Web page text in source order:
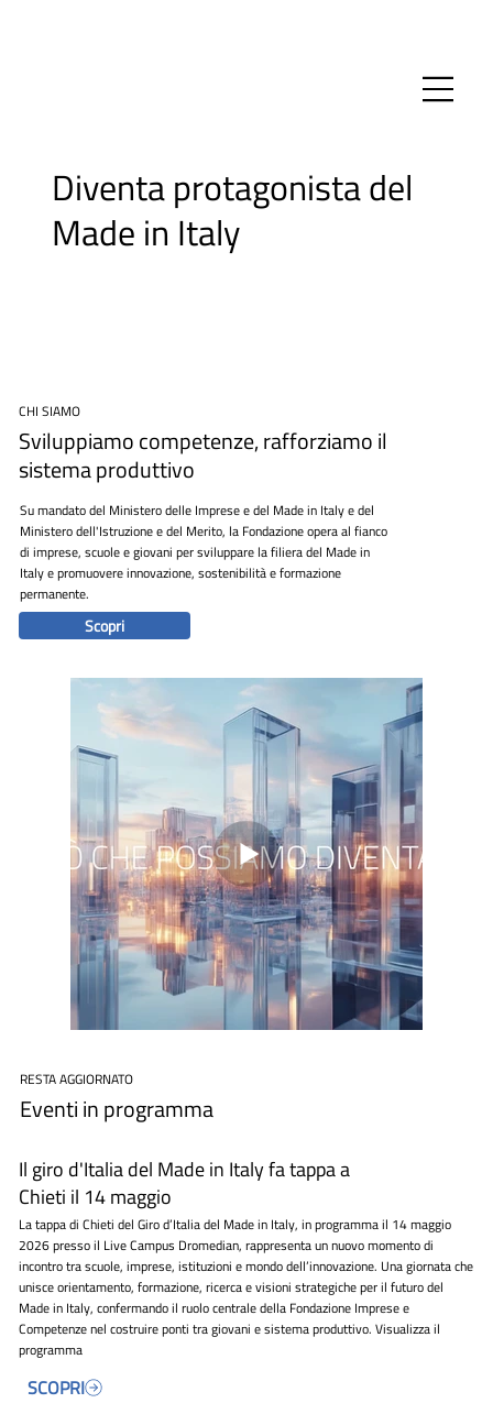
Diventa protagonista del
Made in Italy
CHI SIAMO
Sviluppiamo competenze, rafforziamo il
sistema produttivo
Su mandato del Ministero delle Imprese e del Made in Italy e del
Ministero dell'Istruzione e del Merito, la Fondazione opera al fianco
di imprese, scuole e giovani per sviluppare la filiera del Made in
Italy e promuovere innovazione, sostenibilità e formazione
permanente.
Scopri
Il giro d'Italia del Made in Italy fa tappa a
Chieti il 14 maggio
La tappa di Chieti del Giro d’Italia del Made in Italy, in programma il 14 maggio
2026 presso il Live Campus Dromedian, rappresenta un nuovo momento di
incontro tra scuole, imprese, istituzioni e mondo dell’innovazione. Una giornata che
unisce orientamento, formazione, ricerca e visioni strategiche per il futuro del
Made in Italy, confermando il ruolo centrale della Fondazione Imprese e
Competenze nel costruire ponti tra giovani e sistema produttivo. Visualizza il
programma
SCOPRI
RESTA AGGIORNATO
Eventi in programma